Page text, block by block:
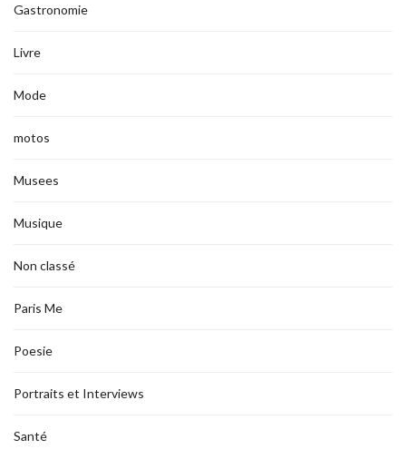
Gastronomie
Livre
Mode
motos
Musees
Musique
Non classé
Paris Me
Poesie
Portraits et Interviews
Santé